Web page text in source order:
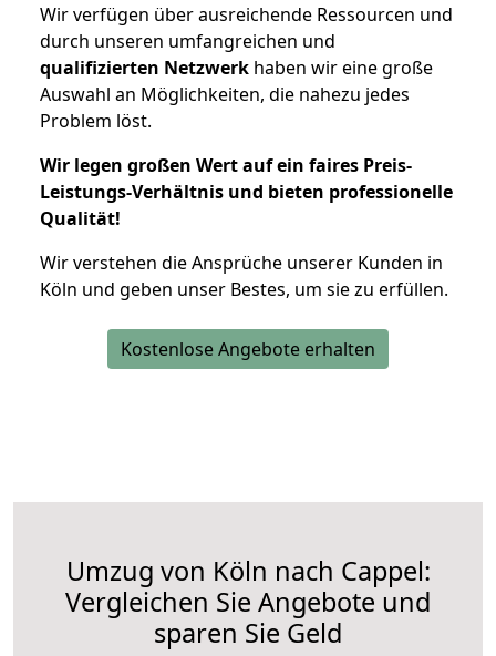
Wir verfügen über ausreichende Ressourcen und
durch unseren umfangreichen und
qualifizierten Netzwerk haben wir eine große
Auswahl an Möglichkeiten, die nahezu jedes
Problem löst.
Wir legen großen Wert auf ein faires Preis-
Leistungs-Verhältnis und bieten professionelle
Qualität!
Wir verstehen die Ansprüche unserer Kunden in
Köln und geben unser Bestes, um sie zu erfüllen.
Kostenlose Angebote erhalten
Umzug von Köln nach Cappel:
Vergleichen Sie Angebote und
sparen Sie Geld